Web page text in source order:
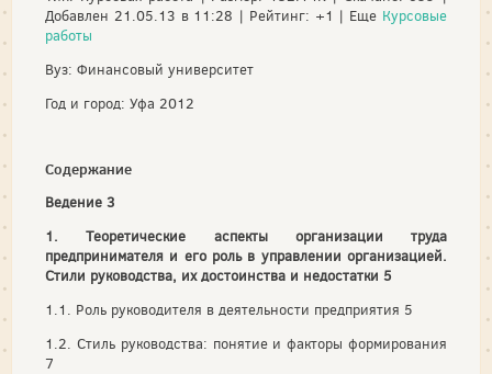
Добавлен 21.05.13 в 11:28 | Рейтинг: +1 | Еще Курсовые
работы
Вуз: Финансовый университет
Год и город: Уфа 2012
Содержание
Ведение 3
1. Теоретические аспекты организации труда
предпринимателя и его роль в управлении организацией.
Стили руководства, их достоинства и недостатки 5
1.1. Роль руководителя в деятельности предприятия 5
1.2. Стиль руководства: понятие и факторы формирования
7